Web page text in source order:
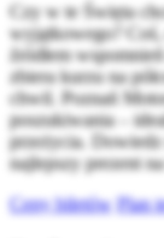
Czy w te Święta
wyjątkowego? Coś,
źródłem
zbiera kurzu na
chwil. Poznań
poszukiwania –
przeżycia.
najlepszy prezent
Ceny biletów Plan